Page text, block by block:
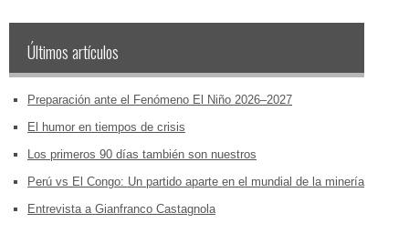
Últimos artículos
Preparación ante el Fenómeno El Niño 2026–2027
El humor en tiempos de crisis
Los primeros 90 días también son nuestros
Perú vs El Congo: Un partido aparte en el mundial de la minería
Entrevista a Gianfranco Castagnola